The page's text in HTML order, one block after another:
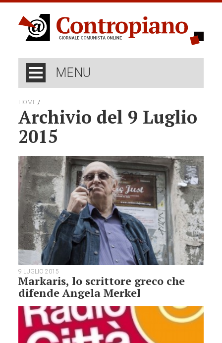
MENU
HOME /
Archivio del 9 Luglio
2015
9 LUGLIO 2015
Markaris, lo scrittore greco che
difende Angela Merkel